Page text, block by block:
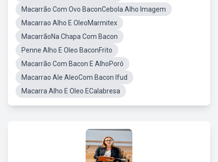
Macarrão Com Ovo BaconCebola Alho Imagem
Macarrao Alho E OleoMarmitex
MacarrãoNa Chapa Com Bacon
Penne Alho E Oleo BaconFrito
Macarrão Com Bacon E AlhoPoró
Macarrao Ale AleoCom Bacon Ifud
Macarra Alho E Oleo ECalabresa